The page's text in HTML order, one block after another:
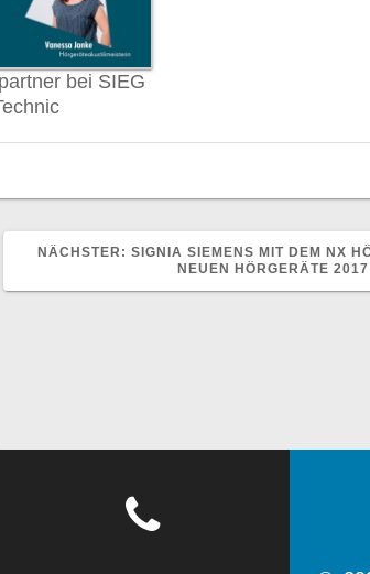
bei SIEG
NÄCHSTER: NÄCHSTER
BEITRAG:
SIGNIA SIEMENS MIT DEM NX
NEUEN HÖRGERÄTE 2017